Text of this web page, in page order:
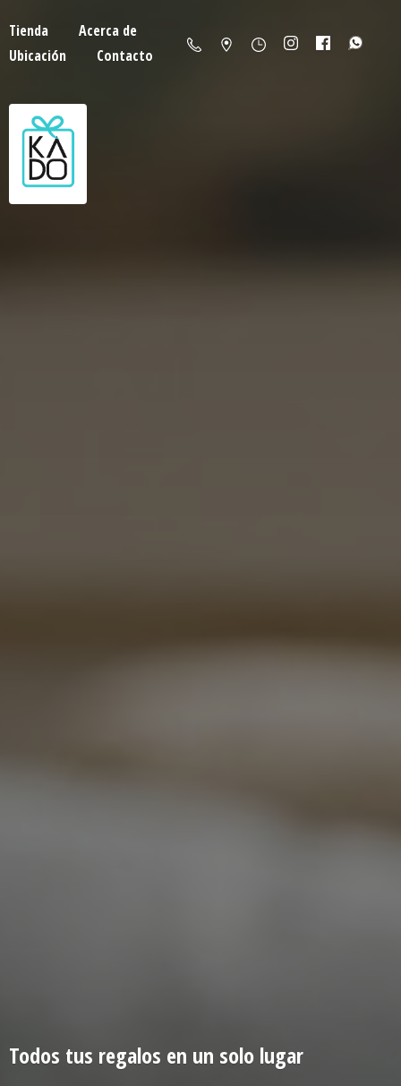
Tienda
Acerca de
Ubicación
Contacto
Todos tus regalos en un solo lugar